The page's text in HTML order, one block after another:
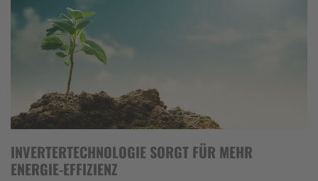
INVERTERTECHNOLOGIE SORGT FÜR MEHR
ENERGIE-EFFIZIENZ